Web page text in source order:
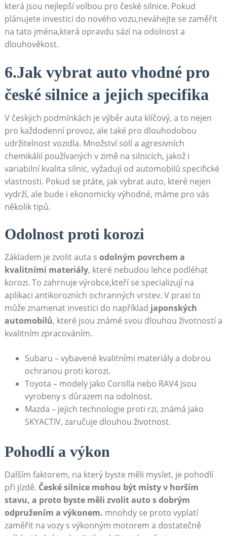
která jsou nejlepší volbou pro české silnice. Pokud
plánujete investici do nového vozu,neváhejte se zaměřit
na tato jména,která opravdu sází na odolnost a
dlouhověkost.
6.Jak vybrat auto vhodné pro
české silnice a jejich specifika
V českých podmínkách je výběr auta klíčový, a to nejen
pro každodenní provoz, ale také pro dlouhodobou
udržitelnost vozidla. Množství solí a agresivních
chemikálií používaných v zimě na silnicích, jakož i
variabilní kvalita silnic, vyžadují od automobilů specifické
vlastnosti. Pokud se ptáte, jak vybrat auto, které nejen
vydrží, ale bude i ekonomicky výhodné, máme pro vás
několik tipů.
Odolnost proti korozi
Základem je zvolit auta s odolným povrchem a
kvalitními materiály, které nebudou lehce podléhat
korozi. To zahrnuje výrobce,kteří se specializují na
aplikaci antikorozních ochranných vrstev. V praxi to
může znamenat investici do například japonských
automobilů, které jsou známé svou dlouhou životností a
kvalitním zpracováním.
Subaru – vybavené kvalitními materiály a dobrou
ochranou proti korozi.
Toyota – modely jako Corolla nebo RAV4 jsou
vyrobeny s důrazem na odolnost.
Mazda – jejich technologie proti rzi, známá jako
SKYACTIV, zaručuje dlouhou životnost.
Pohodlí a výkon
Dalším faktorem, na který byste měli myslet, je pohodlí
při jízdě. České silnice mohou být místy v horším
stavu, a proto byste měli zvolit auto s dobrým
odpružením a výkonem. mnohdy se proto vyplatí
zaměřit na vozy s výkonným motorem a dostatečně